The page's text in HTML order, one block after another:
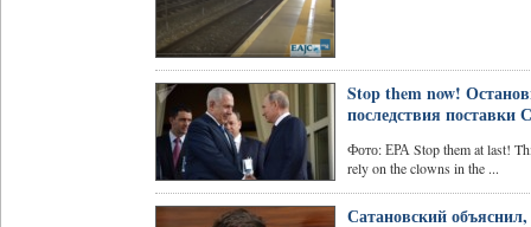
Stop them now!
последствия поставки
Фото: ЕРА Stop them at last!
rely on the clowns in the ...
Сатановский